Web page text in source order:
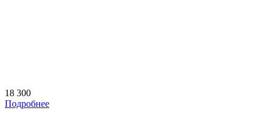
18 300
Подробнее